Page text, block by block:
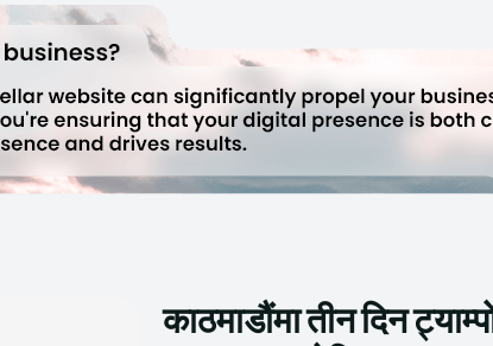
काठमाडौंमा तीन दिन